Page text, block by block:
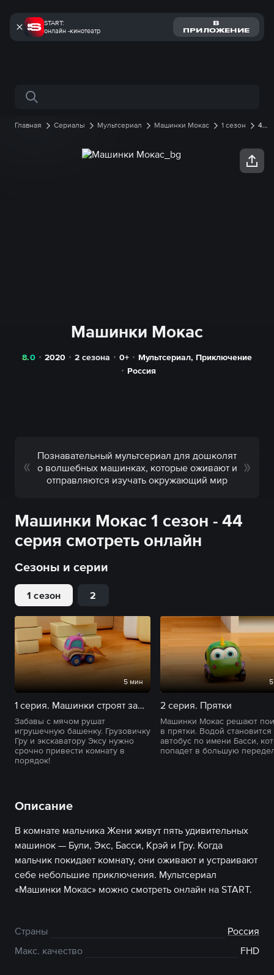
START:
онлайн -кинотеатр
В
ПРИЛОЖЕНИЕ
Поиск по сайту
Главная Сериалы Мультсериал Машинки Мокас 1 сезон
44
Машинки Мокас
8.0 2020 2 сезона 0+ Мультсериал, Приключение
Россия
Познавательный мультсериал для дошколят
о волшебных машинках, которые оживают и
отправляются изучать окружающий мир
Машинки Мокас 1 сезон - 44
серия смотреть онлайн
Сезоны и серии
1 сезон 2
5 мин
1 серия. Машинки строят замок
Забавы с мячом рушат
игрушечную башенку. Грузовичку
Гру и экскаватору Эксу нужно
срочно привести комнату в
порядок!
2 серия. Прятки
Машинки Мокас решают
в прятки. Водой становится
автобус по имени Басси,
попадет в большую
Описание
В комнате мальчика Жени живут пять удивительных
машинок — Були, Экс, Басси, Крэй и Гру. Когда
мальчик покидает комнату, они оживают и устраивают
себе небольшие приключения. Мультсериал
«Машинки Мокас» можно смотреть онлайн на START.
Страны
Россия
Макс. качество
FHD